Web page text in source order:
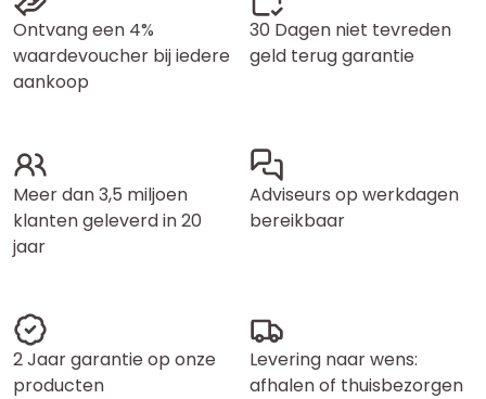
Ontvang een 4%
waardevoucher bij iedere
aankoop
30 Dagen niet tevreden
geld terug garantie
Meer dan 3,5 miljoen
klanten geleverd in 20
jaar
Adviseurs op werkdagen
bereikbaar
2 Jaar garantie op onze
producten
Levering naar wens:
afhalen of thuisbezorgen